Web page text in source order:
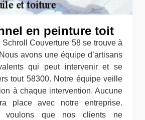
en peinture toit
Schroll Couverture 58 se trouve à
avons une équipe d’artisans
qui peut intervenir et se
tout 58300. Notre équipe veille
à chaque intervention. Aucune
place avec notre entreprise.
voulons que nos clients ne